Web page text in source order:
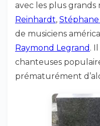
avec les plus grands
Reinhardt,
de musiciens
Raymond Legrand .
chanteuses
prématurément